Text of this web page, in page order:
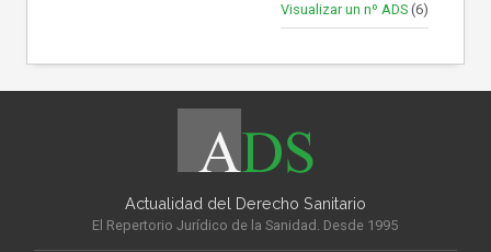
Visualizar un nº ADS (6)
Actualidad del Derecho Sanitario
El Repertorio Jurídico de la Sanidad. Desde 1995